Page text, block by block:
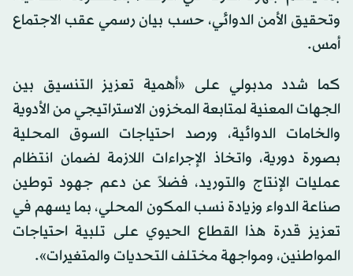
وتحقيق الأمن الدوائي، حسب بيان رسمي عقب الاجتماع
أمس.
كما شدد مدبولي على «أهمية تعزيز التنسيق بين
الجهات المعنية لمتابعة المخزون الاستراتيجي من الأدوية
والخامات الدوائية، ورصد احتياجات السوق المحلية
بصورة دورية، واتخاذ الإجراءات اللازمة لضمان انتظام
عمليات الإنتاج والتوريد، فضلاً عن دعم جهود توطين
صناعة الدواء وزيادة نسب المكون المحلي، بما يسهم في
تعزيز قدرة هذا القطاع الحيوي على تلبية احتياجات
المواطنين، ومواجهة مختلف التحديات والمتغيرات».